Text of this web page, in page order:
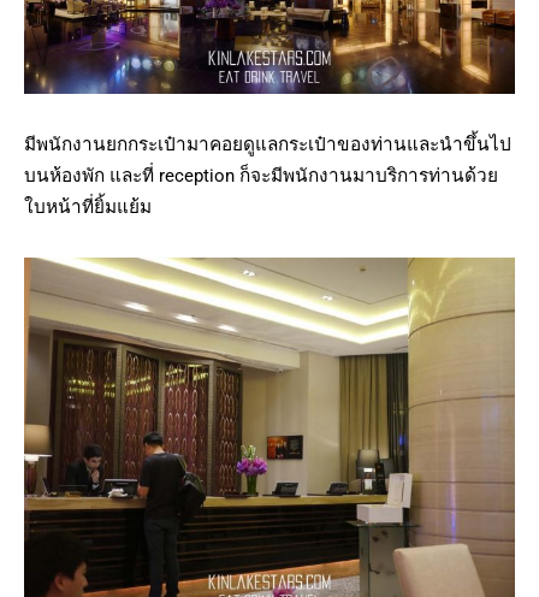
มีพนักงานยกกระเป๋ามาคอยดูแลกระเป๋าของท่านและนำขึ้นไป
บนห้องพัก และที่ reception ก็จะมีพนักงานมาบริการท่านด้วย
ใบหน้าที่ยิ้มแย้ม